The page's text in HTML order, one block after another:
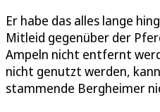
Er habe das alles lange
Mitleid gegenüber der
Ampeln nicht entfernt
nicht genutzt werden,
stammende Bergheimer